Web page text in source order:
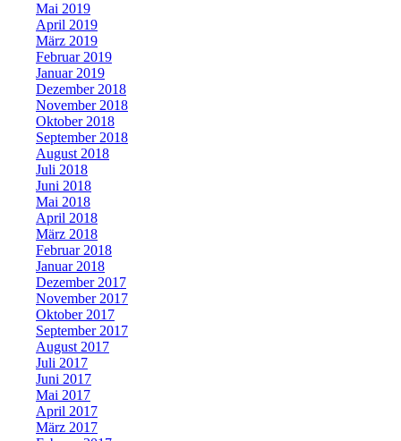
Mai 2019
April 2019
März 2019
Februar 2019
Januar 2019
Dezember 2018
November 2018
Oktober 2018
September 2018
August 2018
Juli 2018
Juni 2018
Mai 2018
April 2018
März 2018
Februar 2018
Januar 2018
Dezember 2017
November 2017
Oktober 2017
September 2017
August 2017
Juli 2017
Juni 2017
Mai 2017
April 2017
März 2017